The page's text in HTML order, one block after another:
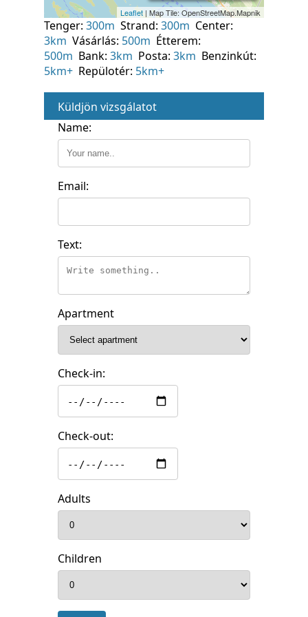
Tenger: 300m Strand: 300m Center:
3km Vásárlás: 500m Étterem:
500m Bank: 3km Posta: 3km Benzinkút:
5km+ Repülotér: 5km+
Küldjön vizsgálatot
Name:
Email:
Text:
Apartment
Check-in:
Check-out:
Adults
Children